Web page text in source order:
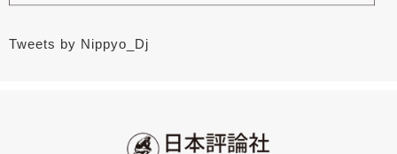
Tweets by Nippyo_Dj